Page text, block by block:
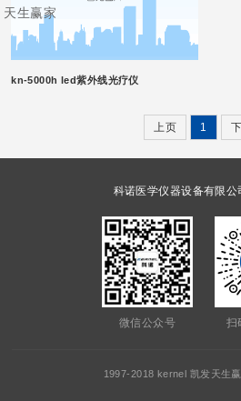
天生赢家
kn-5000h led紫外线光疗仪
上页 1
科诺医学仪器设备有限公
微信公众号 扫
1997-2018 kernel 凯发天生